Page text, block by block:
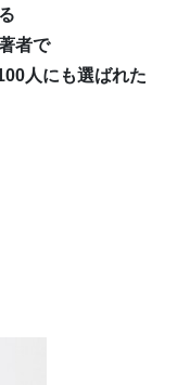
者で
人にも選ばれた